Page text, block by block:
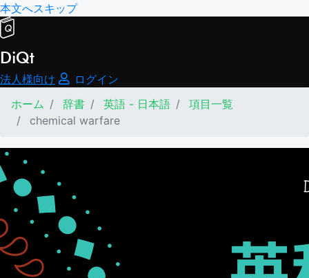
本文へスキップ
DiQt
法人様向け
ログイン
ホーム
辞書 英語 - 日本語
項目一覧
chemical warfare